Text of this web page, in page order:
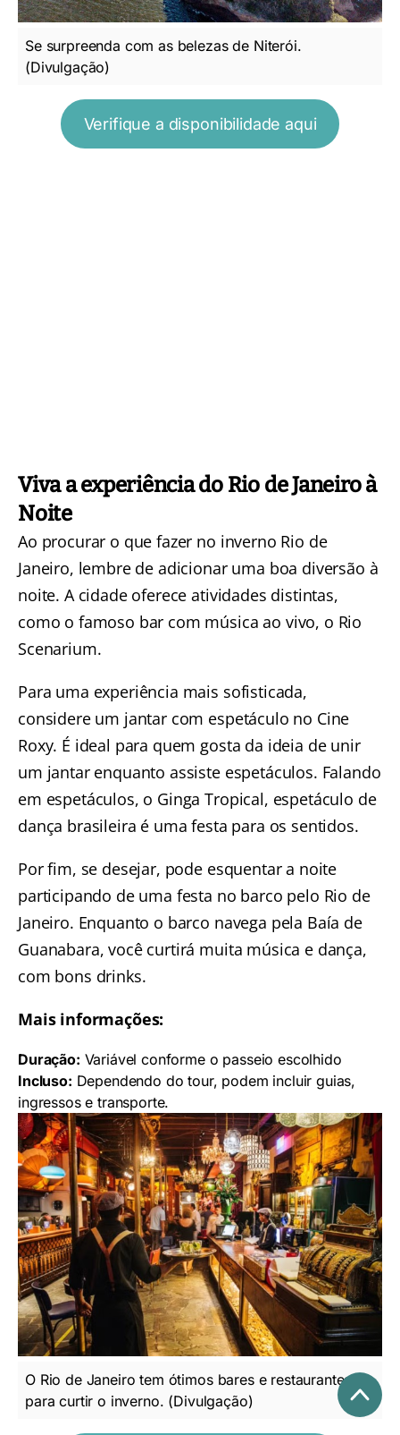
Se surpreenda com as belezas de Niterói.
(Divulgação)
Verifique a disponibilidade aqui
Viva a experiência do Rio de Janeiro à
Noite
Ao procurar o que fazer no inverno Rio de
Janeiro, lembre de adicionar uma boa diversão à
noite. A cidade oferece atividades distintas,
como o famoso bar com música ao vivo, o Rio
Scenarium.
Para uma experiência mais sofisticada,
considere um jantar com espetáculo no Cine
Roxy. É ideal para quem gosta da ideia de unir
um jantar enquanto assiste espetáculos. Falando
em espetáculos, o Ginga Tropical, espetáculo de
dança brasileira é uma festa para os sentidos.
Por fim, se desejar, pode esquentar a noite
participando de uma festa no barco pelo Rio de
Janeiro. Enquanto o barco navega pela Baía de
Guanabara, você curtirá muita música e dança,
com bons drinks.
Mais informações:
Duração: Variável conforme o passeio escolhido
Incluso: Dependendo do tour, podem incluir guias,
ingressos e transporte.
O Rio de Janeiro tem ótimos bares e restaurantes
para curtir o inverno. (Divulgação)